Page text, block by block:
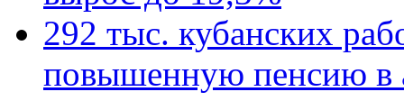
292 тыс. кубанских
повышенную пенсию в